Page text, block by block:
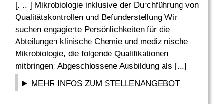
[. .. ] Mikrobiologie inklusive der Durchführung von
Qualitätskontrollen und Befunderstellung Wir
suchen engagierte Persönlichkeiten für die
Abteilungen klinische Chemie und medizinische
Mikrobiologie, die folgende Qualifikationen
mitbringen: Abgeschlossene Ausbildung als [...]
MEHR INFOS ZUM STELLENANGEBOT